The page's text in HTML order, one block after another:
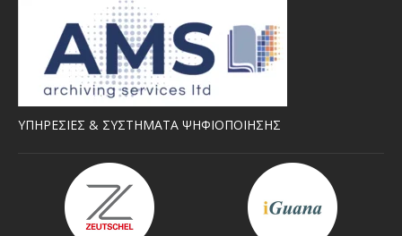
ΥΠΗΡΕΣΙΕΣ & ΣΥΣΤΗΜΑΤΑ ΨΗΦΙΟΠΟΙΗΣΗΣ